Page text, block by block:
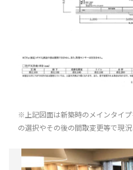
※上記図面は新築時のメインタイ
の選択やその後の間取変更等で現況